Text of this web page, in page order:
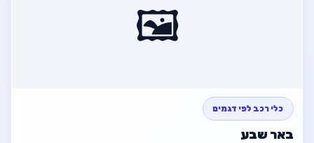
🖼️
כלי רכב לפי דגמים
באר שבע